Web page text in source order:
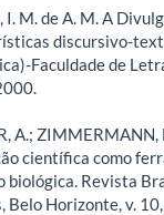
I. M. de A. M. A
discursivo-
Faculdade de
A.; ZIMMERMANN,
científica como
biológica. Revista
Belo Horizonte, v.